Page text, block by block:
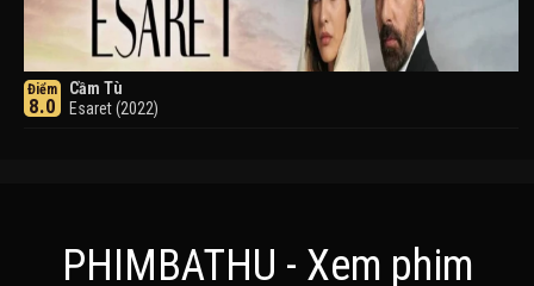
Điểm
8.0
Cầm Tù
Esaret (2022)
PHIMBATHU - Xem phim